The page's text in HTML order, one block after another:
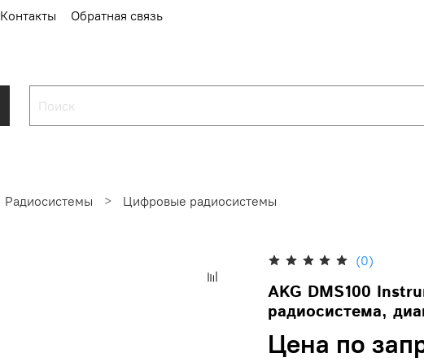
Контакты Обратная связь
Радиосистемы Цифровые радиосистемы
(0)
AKG DMS100
радиосистема,
Цена по